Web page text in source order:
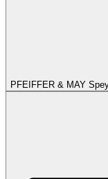
PFEIFFER & MAY